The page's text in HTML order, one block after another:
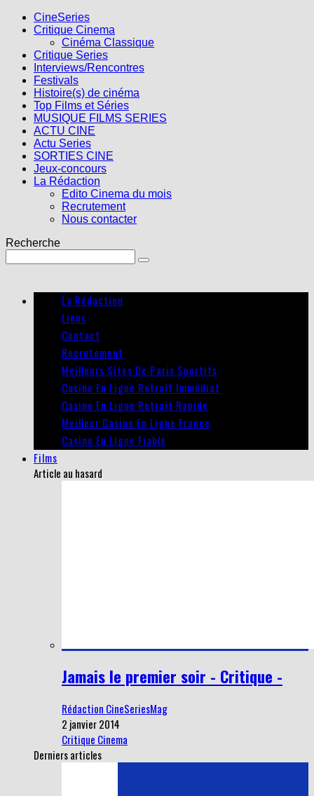
CineSeries
Critique Cinema
Cinéma Classique
Critique Series
Interviews/Rencontres
Festivals
Histoire(s) de cinéma
Top Films et Séries
MUSIQUE FILMS SERIES
ACTU CINE
Actu Series
SORTIES CINE
Jeux-concours
La Rédaction
Edito Cinema du mois
Recrutement
Nous contacter
Recherche
La Rédaction
Liens
Contact
Recrutement
Meilleurs Sites De Paris Sportifs
Casino En Ligne Retrait Immédiat
Casino En Ligne Retrait Rapide
Meilleur Casino En Ligne France
Casino En Ligne Fiable
Films
Article au hasard
Jamais le premier soir - Critique -
Rédaction CineSeriesMag
2 janvier 2014
Critique Cinema
Derniers articles